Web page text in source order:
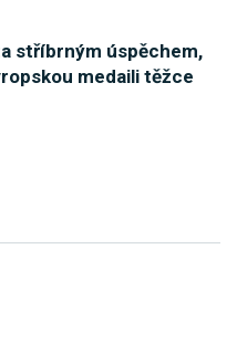
stříbrným úspěchem,
medaili těžce